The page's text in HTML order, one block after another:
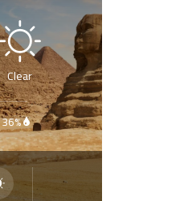
Clear
36%